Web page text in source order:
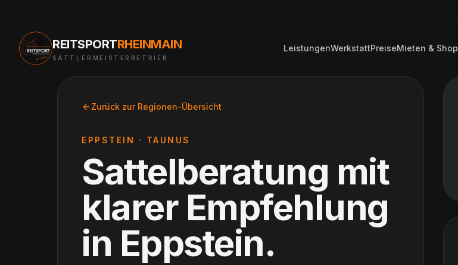
REITSPORTRHEINMAIN
SATTLERMEISTERBETRIEB
LeistungenWerkstattPreiseMieten & Shop
Zurück zur Regionen-Übersicht
EPPSTEIN · TAUNUS
Sattelberatung mit
klarer Empfehlung
in Eppstein.